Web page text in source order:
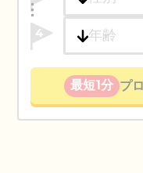
4
最短1分 プ